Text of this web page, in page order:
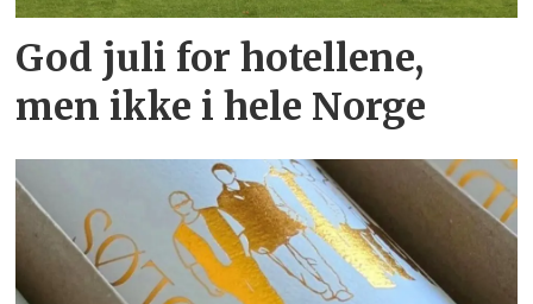
God juli for hotellene,
men ikke i hele Norge